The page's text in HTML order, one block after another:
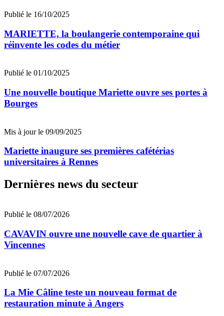
Publié le 16/10/2025
MARIETTE, la boulangerie contemporaine qui
réinvente les codes du métier
Publié le 01/10/2025
Une nouvelle boutique Mariette ouvre ses portes à
Bourges
Mis à jour le 09/09/2025
Mariette inaugure ses premières cafétérias
universitaires à Rennes
Dernières news du secteur
Publié le 08/07/2026
CAVAVIN ouvre une nouvelle cave de quartier à
Vincennes
Publié le 07/07/2026
La Mie Câline teste un nouveau format de
restauration minute à Angers